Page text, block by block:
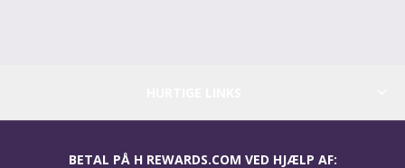
BETAL PÅ H REWARDS.COM VED HJÆLP AF: